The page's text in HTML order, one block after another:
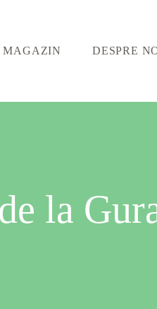
MAGAZIN DESPRE
la